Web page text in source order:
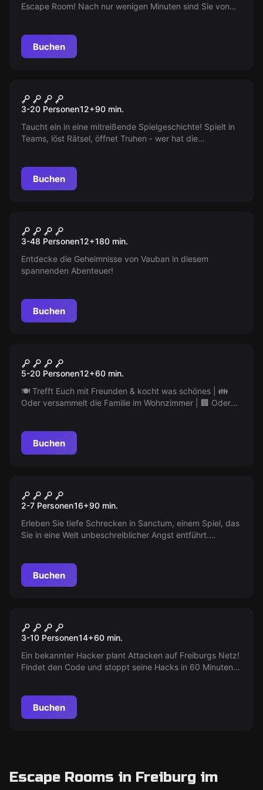
Escape Room! Nach nur wenigen Minuten sind Sie von
actionreichen Spiel. Jetzt ausprobieren!
Buchen
Mind Arena® Escape Rätsel
Event
3-20 Personen12+90 min.
Taucht ein in eine mitreißende Spielgeschichte! Spielt in
Teams, löst Rätsel, öffnet Truhen - wer hat die
Buchen
Neu
Abenteuerescape: Freiburg -
Vaubans Vermächtnis
3-48 Personen12+180 min.
Entdecke die Geheimnisse von Vauban in diesem
spannenden Abenteuer!
Buchen
Mind Arena® @home hybrid
Event
5-20 Personen12+60 min.
🍽️ Trefft Euch mit Freunden & kocht was schönes | 👪
Oder versammelt die Familie im Wohnzimmer | 🏢 Oder
gegen andere Gruppen | 🌐 in Freiburg & bundes/weltweit
< 🎉 Das spannende Rätsel EVENT | 🏠 von zu Hause
Buchen
SANCTUM
2-7 Personen16+90 min.
Erleben Sie tiefe Schrecken in Sanctum, einem Spiel, das
Sie in eine Welt unbeschreiblicher Angst entführt.
auf Sie warten.
Buchen
Das Versteck des Hacker's
3-10 Personen14+60 min.
Ein bekannter Hacker plant Attacken auf Freiburgs Netz!
Findet den Code und stoppt seine Hacks in 60 Minuten,
Buchen
Escape Rooms in Freiburg im